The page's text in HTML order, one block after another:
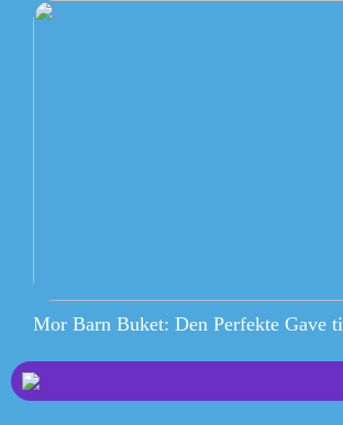
Mor Barn Buket: Den Perfekte Gave